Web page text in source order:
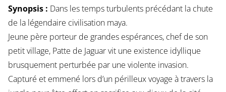
Synopsis : Dans les temps turbulents précédant la chute
de la légendaire civilisation maya.
Jeune père porteur de grandes espérances, chef de son
petit village, Patte de Jaguar vit une existence idyllique
brusquement perturbée par une violente invasion.
Capturé et emmené lors d’un périlleux voyage à travers la